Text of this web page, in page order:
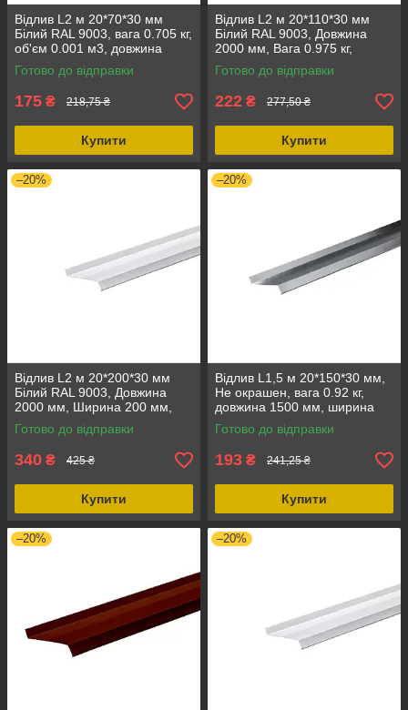
Відлив L2 м 20*70*30 мм
Білий RAL 9003, вага 0.705 кг,
об'єм 0.001 м3, довжина
2000 мм, ширина 70 мм
Готово до відправки
175 ₴ 218,75 ₴
Купити
Відлив L2 м 20*110*30 мм
Білий RAL 9003, Довжина
2000 мм, Вага 0.975 кг,
Ширина 110 мм
Готово до відправки
222 ₴ 277,50 ₴
Купити
–20%
Відлив L2 м 20*200*30 мм
Білий RAL 9003, Довжина
2000 мм, Ширина 200 мм,
Вага 1.692 кг
Готово до відправки
340 ₴ 425 ₴
Купити
–20%
Відлив L1,5 м 20*150*30 мм,
Не окрашен, вага 0.92 кг,
довжина 1500 мм, ширина
150 мм
Готово до відправки
193 ₴ 241,25 ₴
Купити
–20% –20%